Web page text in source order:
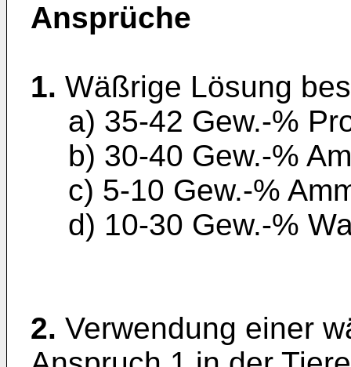
Ansprüche
1. Wäßrige Lösung
a) 35-42 Gew.-%
b) 30-40 Gew.-%
c) 5-10 Gew.-%
d) 10-30 Gew.-%
2. Verwendung einer